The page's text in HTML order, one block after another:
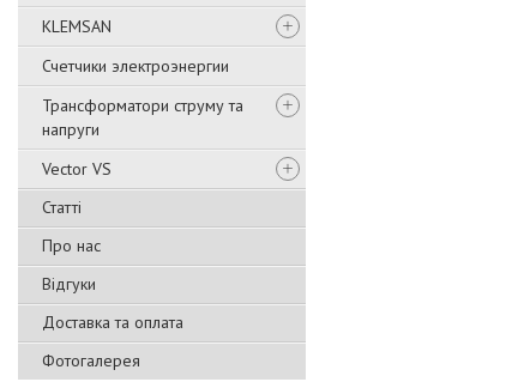
KLEMSAN
Счетчики электроэнергии
Трансформатори струму та
напруги
Vector VS
Статті
Про нас
Відгуки
Доставка та оплата
Фотогалерея